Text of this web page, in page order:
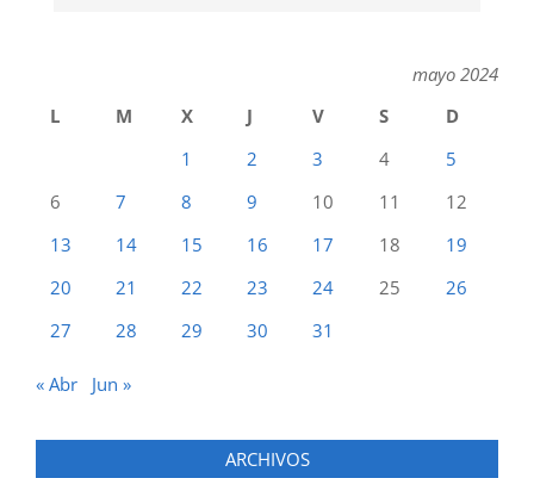
mayo 2024
L
M X J V S
D
1
2 3 4
5
6
7 8 9 10 11
12
13
14 15 16 17 18
19
20
21 22 23 24 25
26
27
28 29 30 31
« Abr Jun »
ARCHIVOS